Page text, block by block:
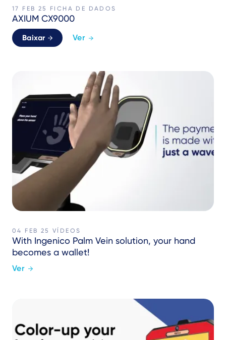
17 FEB 25 FICHA DE DADOS
AXIUM CX9000
Baixar Ver
04 FEB 25 VÍDEOS
With Ingenico Palm Vein solution, your hand
becomes a wallet!
Ver